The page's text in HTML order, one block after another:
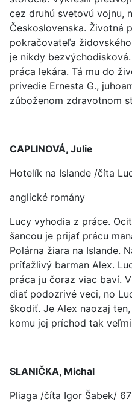
cez druhú svetovú vojnu,
Československa. Životná
pokračovateľa
je nikdy
práca lekára. Tá mu do
privedie Ernesta G.,
zúboženom zdravotnom
CAPLINOVÁ, Julie
Hotelík na Islande /číta
anglické romány
Lucy vyhodia z práce.
šancou je prijať prácu
Polárna žiara na Islande.
príťažlivý barman Alex.
práca ju čoraz viac baví.
diať podozrivé veci, no
škodiť. Je Alex naozaj
komu jej príchod tak
SLANIČKA, Michal
Pliaga /číta Igor Šabek/